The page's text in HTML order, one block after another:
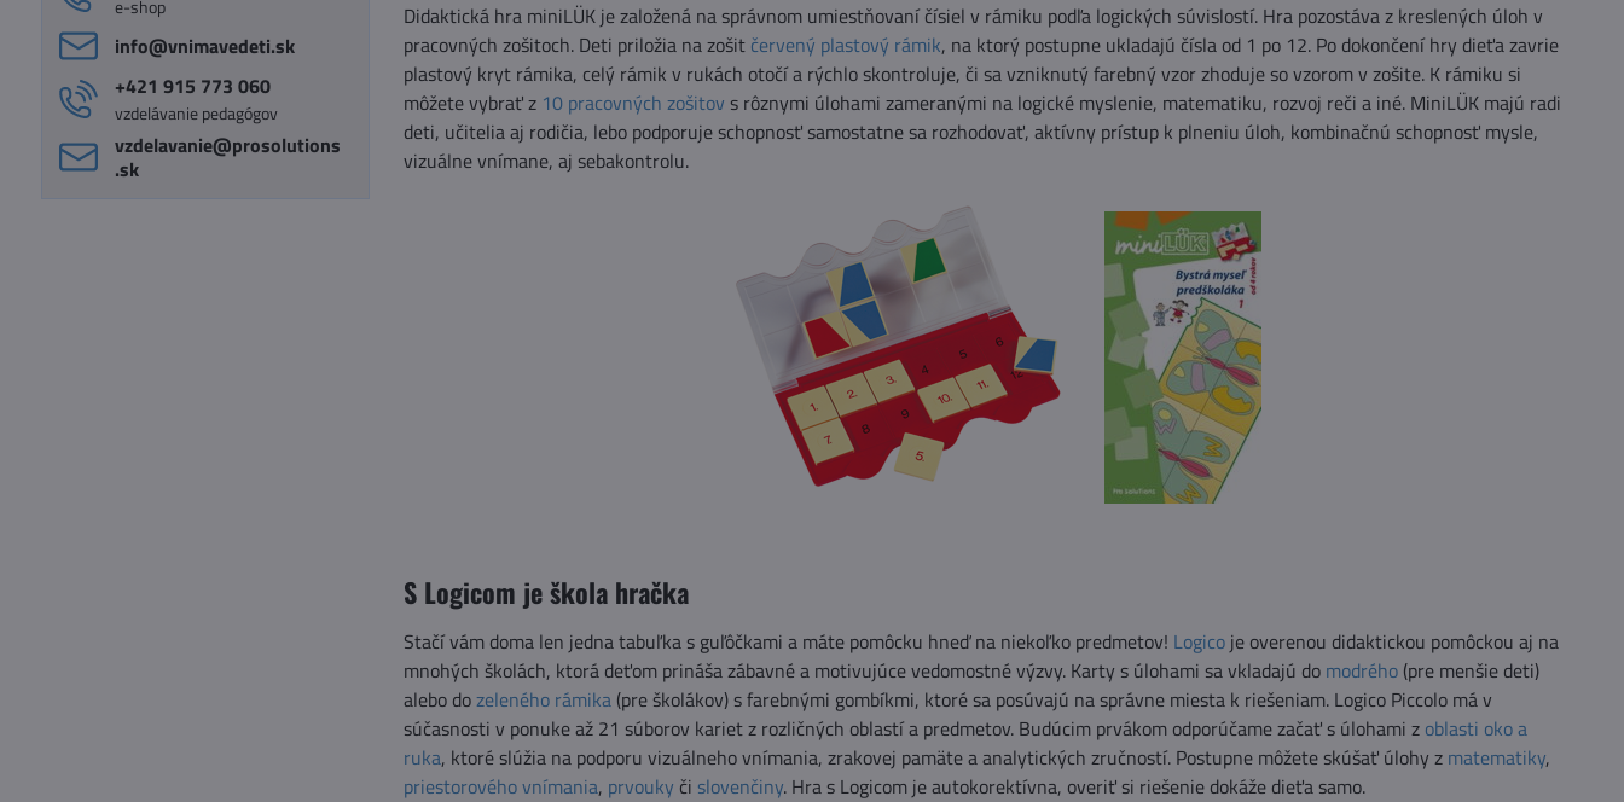
Didaktická hra miniLÜK je založená na správnom umiestňovaní čísiel v rámiku podľa logických súvislostí. Hra pozostáva z kreslených úloh v
pracovných zošitoch. Deti priložia na zošit červený plastový rámik, na ktorý postupne ukladajú čísla od 1 po 12. Po dokončení hry dieťa zavrie
plastový kryt rámika, celý rámik v rukách otočí a rýchlo skontroluje, či sa vzniknutý farebný vzor zhoduje so vzorom v zošite. K rámiku si
môžete vybrať z 10 pracovných zošitov s rôznymi úlohami zameranými na logické myslenie, matematiku, rozvoj reči a iné. MiniLÜK majú radi
deti, učitelia aj rodičia, lebo podporuje schopnosť samostatne sa rozhodovať, aktívny prístup k plneniu úloh, kombinačnú schopnosť mysle,
vizuálne vnímane, aj sebakontrolu.
S Logicom je škola hračka
Stačí vám doma len jedna tabuľka s guľôčkami a máte pomôcku hneď na niekoľko predmetov! Logicoje overenou didaktickou pomôckou aj na
mnohých školách, ktorá deťom prináša zábavné a motivujúce vedomostné výzvy. Karty s úlohami sa vkladajú do modrého(pre menšie deti)
alebo dozeleného rámika(pre školákov) s farebnými gombíkmi, ktoré sa posúvajú na správne miesta k riešeniam. Logico Piccolo má v
súčasnosti v ponuke až 21 súborov kariet z rozličných oblastí a predmetov. Budúcim prvákom odporúčame začať s úlohami z oblasti oko a
ruka, ktoré slúžia na podporu vizuálneho vnímania, zrakovej pamäte a analytických zručností. Postupne môžete skúšať úlohy z matematiky,
priestorového vnímania, prvouky či slovenčiny. Hra s Logicom je autokorektívna, overiť si riešenie dokáže dieťa samo.
e-shop
info​@vnimavedeti​.sk
+421 915 773 060
vzdelávanie pedagógov
vzdelavanie​@prosolutions​
.sk